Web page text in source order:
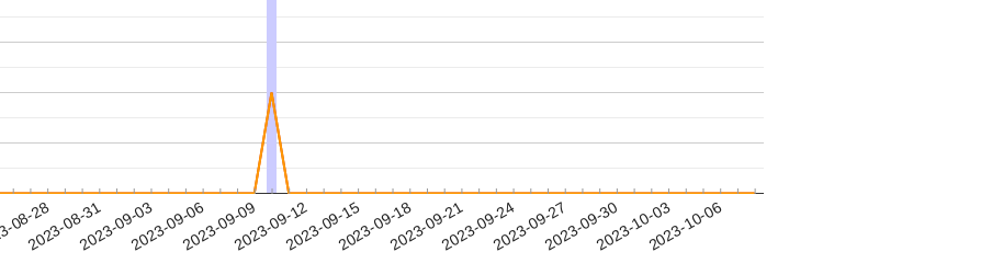
08-28
2023-08-312023-09-032023-09-062023-09-092023-09-122023-09-152023-09-182023-09-212023-09-242023-09-272023-09-302023-10-032023-10-06